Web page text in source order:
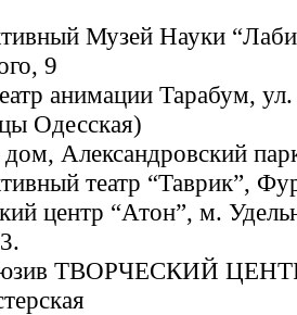
Музей Науки
9
анимации Тарабум,
Одесская)
Александровский
театр “Таврик”,
центр “Атон”, м.
ТВОРЧЕСКИЙ